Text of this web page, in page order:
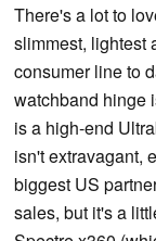
There's a lot to
slimmest, lightest
consumer line to
watchband hinge
is a high-end
isn't extravagant,
biggest US
sales, but it's a